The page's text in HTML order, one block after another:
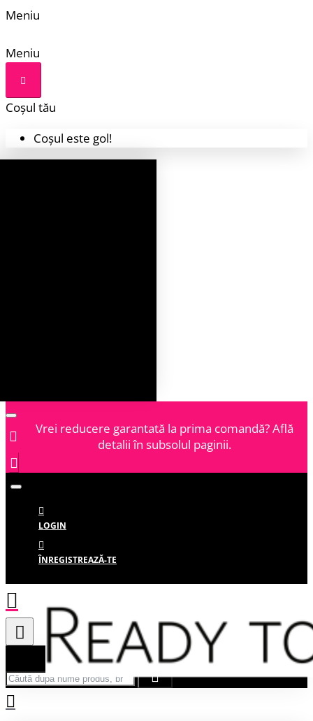
Meniu
Meniu
Coșul tău
Coșul este gol!
Vrei reducere garantată la prima comandă? Află
detalii în subsolul paginii.
LOGIN
ÎNREGISTREAZĂ-TE
Căută după nume produs, brand...